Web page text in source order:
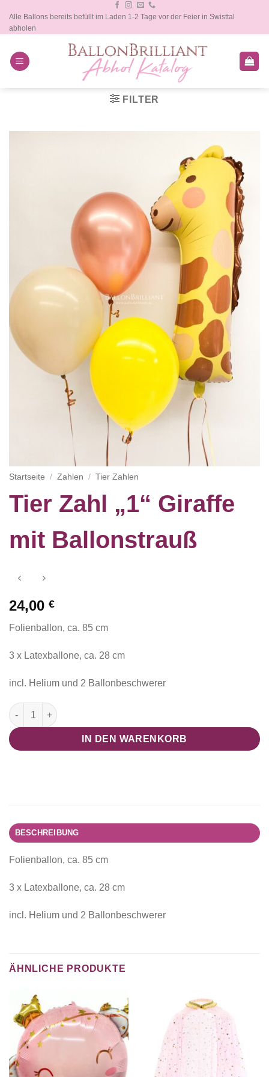
Inhalt
springen
Alle Ballons bereits befüllt im Laden 1-2 Tage vor der Feier in Swisttal
abholen
FILTER
Startseite / Zahlen / Tier Zahlen
Tier Zahl „1“ Giraffe
mit Ballonstrauß
24,00 €
Folienballon, ca. 85 cm
3 x Latexballone, ca. 28 cm
incl. Helium und 2 Ballonbeschwerer
Tier Zahl "1" Giraffe mit Ballonstrauß Menge
IN DEN WARENKORB
BESCHREIBUNG
Folienballon, ca. 85 cm
3 x Latexballone, ca. 28 cm
incl. Helium und 2 Ballonbeschwerer
ÄHNLICHE PRODUKTE